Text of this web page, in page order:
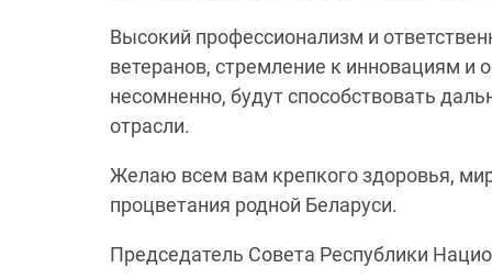
Высокий профессионализм и
ветеранов, стремление к инновациям и
несомненно, будут способствовать
отрасли.
Желаю всем вам крепкого здоровья,
процветания родной Беларуси.
Председатель Совета Республики